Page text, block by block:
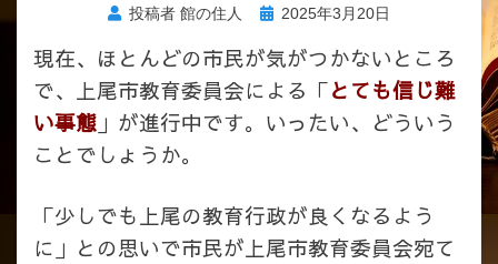
投稿者 館の住人
投
日:
2025年3月20日
現在、ほとんどの市民が気がつかないところ
で、上尾市教育委員会による「とても信じ難
い事態 」が進行中です。いったい、どういう
ことでしょうか。
「少しでも上尾の教育行政が良くなるよう
に」との思いで市民が上尾市教育委員会宛て